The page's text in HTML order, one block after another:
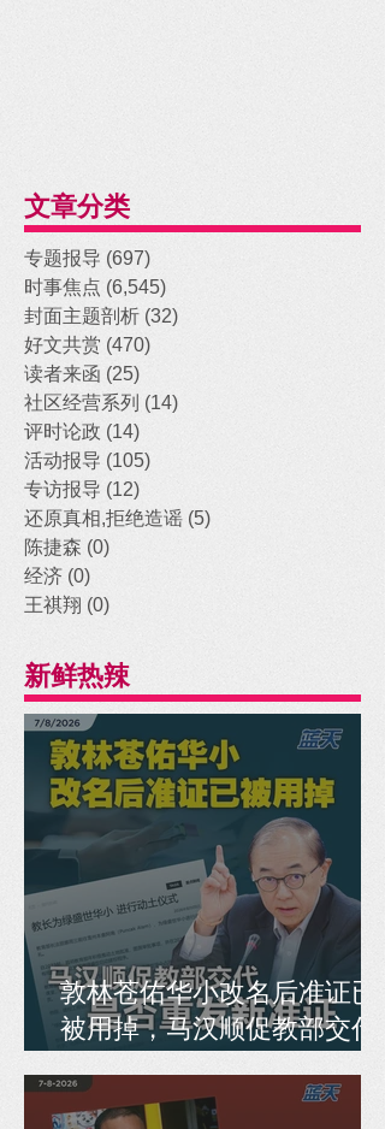
文章分类
专题报导 (697)
时事焦点 (6,545)
封面主题剖析 (32)
好文共赏 (470)
读者来函 (25)
社区经营系列 (14)
评时论政 (14)
活动报导 (105)
专访报导 (12)
还原真相,拒绝造谣 (5)
陈捷森 (0)
经济 (0)
王祺翔 (0)
新鲜热辣
敦林苍佑华小改名后准证已
被用掉，马汉顺促教部交代